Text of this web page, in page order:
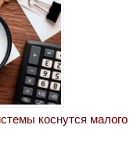
коснутся малого